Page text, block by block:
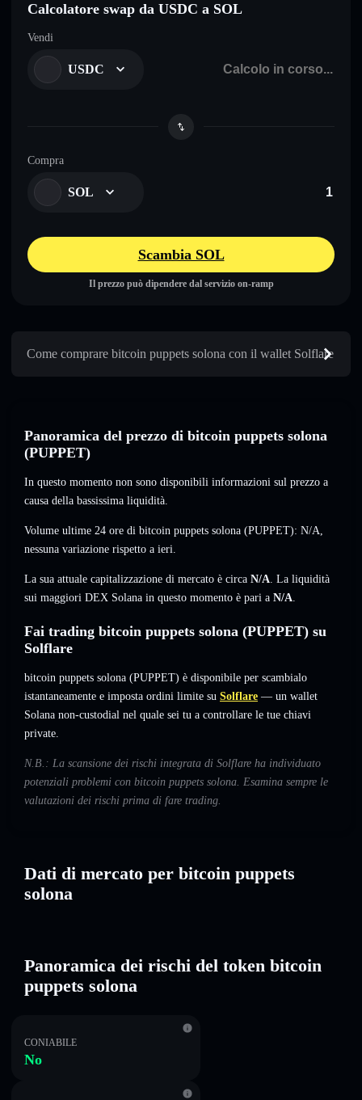
Calcolatore swap da USDC a SOL
Vendi
USDC
Compra
SOL
Scambia SOL
Il prezzo può dipendere dal servizio on-ramp
Come comprare bitcoin puppets solona con il wallet Solflare
Panoramica del prezzo di bitcoin puppets solona
(PUPPET)
In questo momento non sono disponibili informazioni sul prezzo a
causa della bassissima liquidità.
Volume ultime 24 ore di bitcoin puppets solona (PUPPET): N/A,
nessuna variazione rispetto a ieri.
La sua attuale capitalizzazione di mercato è circa N/A. La liquidità
sui maggiori DEX Solana in questo momento è pari a N/A.
Fai trading bitcoin puppets solona (PUPPET) su
Solflare
bitcoin puppets solona (PUPPET) è disponibile per scambialo
istantaneamente e imposta ordini limite su Solflare — un wallet
Solana non-custodial nel quale sei tu a controllare le tue chiavi
private.
N.B.: La scansione dei rischi integrata di Solflare ha individuato
potenziali problemi con bitcoin puppets solona. Esamina sempre le
valutazioni dei rischi prima di fare trading.
Dati di mercato per bitcoin puppets
solona
Panoramica dei rischi del token bitcoin
puppets solona
CONIABILE
No